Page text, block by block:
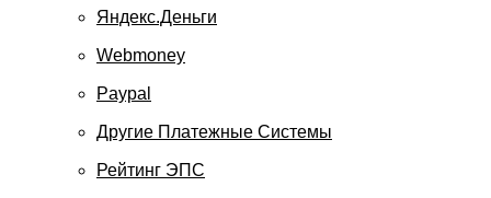
Яндекс.Деньги
Webmoney
Paypal
Другие Платежные Системы
Рейтинг ЭПС